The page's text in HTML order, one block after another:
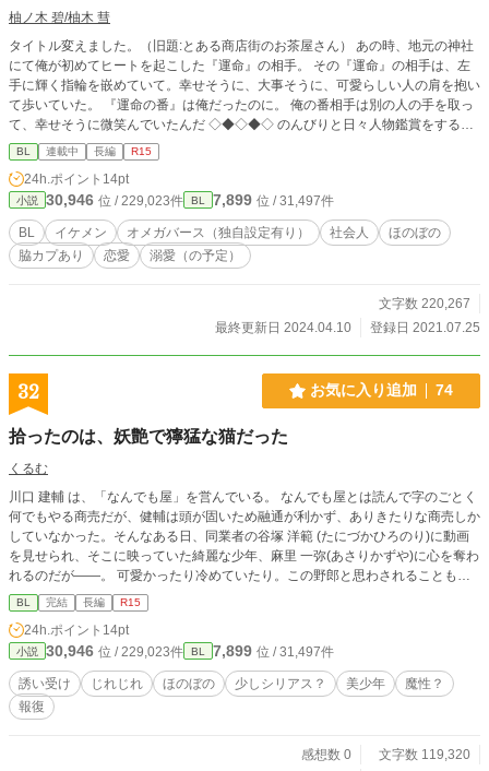
柚ノ木 碧/柚木 彗
タイトル変えました。（旧題:とある商店街のお茶屋さん） あの時、地元の神社
にて俺が初めてヒートを起こした『運命』の相手。 その『運命』の相手は、左
手に輝く指輪を嵌めていて。幸せそうに、大事そうに、可愛らしい人の肩を抱い
て歩いていた。 『運命の番』は俺だったのに。 俺の番相手は別の人の手を取っ
て、幸せそうに微笑んでいたんだ ◇◆◇◆◇ のんびりと日々人物鑑賞をする主
人公の物語です。 BL設定をしていますが、中々BLにはなりにくいです。そんな
ぼんやりした主人公の日常の物語。 なお、世界観はオメガバース設定を使用し
ております。 本作は『ある日突然Ωになってしまったけど、僕の人生はハッピー
エンドになれるでしょうか』の登場人物が多数登場しておりますが、ifでも何で
も無く、同じ世界の別のお話です。 ※ 誤字脱字は普段から在籍しております。
スルースキルを脳内に配置して読んで頂けると幸いです。 一応R１５設定にしま
したが、後程R１８へ変更するかも知れません。 ・タグ一部変更しました ・主
BL 連載中 長編 R15
24h.ポイント 14pt
小説 30,946 位 / 229,023件 BL 7,899 位 / 31,497件
BL イケメン オメガバース（独自設定有り） 社会人
ほのぼの
脇カプあり
恋愛 溺愛（の予定）
文字数 220,267
最終更新日 2024.04.10
登録日 2021.07.25
32 お気に入り追加 74
拾ったのは、妖艶で獰猛な猫だった
くるむ
川口 建輔 は、「なんでも屋」を営んでいる。 なんでも屋とは読んで字のごとく
何でもやる商売だが、健輔は頭が固いため融通が利かず、ありきたりな商売しか
していなかった。そんなある日、同業者の谷塚 洋範 (たにづかひろのり)に動画
を見せられ、そこに映っていた綺麗な少年、麻里 一弥(あさりかずや)に心を奪わ
れるのだが――。 可愛かったり冷めていたり。この野郎と思わされることもし
ばしば。 なのに一弥自身は健輔に懐いているようで、抱いて欲しいと甘えてき
て……。 一弥を拾ったことで、健輔の心は乱されていく。 ※このお話はフィク
ションです。「なんでも屋」のお仕事の世界観は、この作中だけのモノです。
また、刑法や法に関する事柄も現実とは違う部分があります。あくまでも作中だ
けの世界観ですので、それを踏まえてお楽しみいただけると幸いです。 ※第四
章の各々のタイトルを変更しました
BL 完結 長編 R15
24h.ポイント 14pt
小説 30,946 位 / 229,023件 BL 7,899 位 / 31,497件
誘い受け じれじれ ほのぼの 少しシリアス？ 美少年
魔性？
報復
感想数 0
文字数 119,320